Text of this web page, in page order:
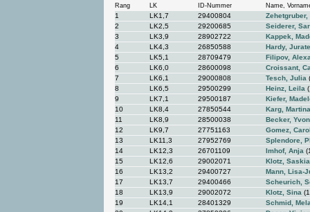
Rang LK ID-Nummer Name,
1 LK1,7 29400804
Zehetgruber,
2
LK2,5 29200685
Seiderer,
3
LK3,9 28902722
Kappek,
4
LK4,3 26850588
Hardy, Jurate
5
LK5,1 28709479
Filipov,
6
LK6,0 28600098
Croissant,
7
LK6,1 29000808 Tesch, Julia
8
LK6,5 29500299 Heinz, Leila
9
LK7,1 29500187
Kiefer,
10
LK8,4 27850544
Karg, Martina
11
LK8,9 28500038
Becker,
12
LK9,7 27751163
Gomez,
13
LK11,3 27952769
Splendore,
14
LK12,3 26701109 Imhof, Anja
15
LK12,6 29002071
Klotz, Saskia
16
LK13,2 29400727
Mann, Lisa-
17
LK13,7 29400466
Scheurich,
18
LK13,9 29002072 Klotz, Sina
19
LK14,1 28401329
Schmid,